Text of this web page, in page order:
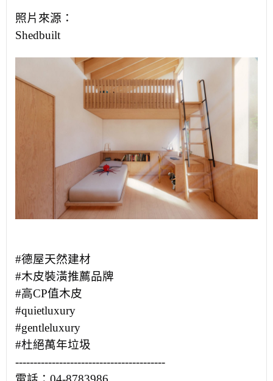
照片來源：
Shedbuilt
#德屋天然建材
#木皮裝潢推薦品牌
#高CP值木皮
#quietluxury
#gentleluxury
#杜絕萬年垃圾
-----------------------------------------